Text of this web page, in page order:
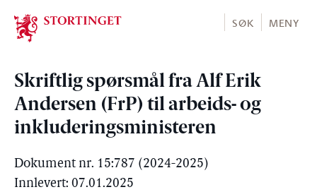
Stortinget.no
SØK MENY
Skriftlig spørsmål fra Alf Erik
Andersen (FrP) til arbeids- og
inkluderingsministeren
Dokument nr. 15:787 (2024-2025)
Innlevert: 07.01.2025